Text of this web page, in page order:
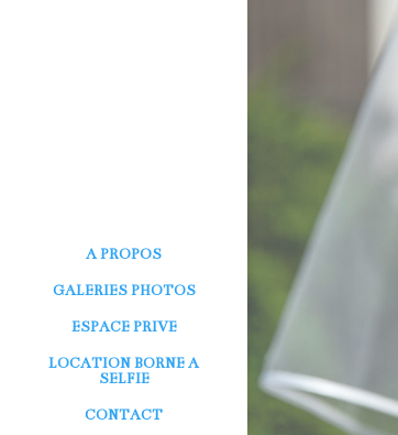
A PROPOS
GALERIES PHOTOS
ESPACE PRIVE
LOCATION BORNE A
SELFIE
CONTACT